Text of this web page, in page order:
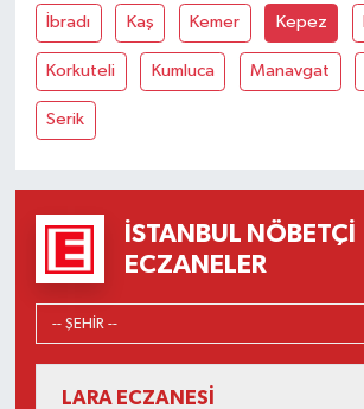
İbradı Kaş Kemer Kepez
Korkuteli Kumluca Manavgat
Serik
İSTANBUL NÖBETÇI
ECZANELER
LARA ECZANESİ